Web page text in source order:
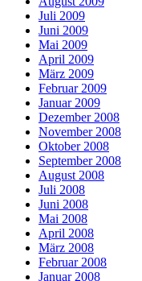
Juli 2009
Juni 2009
Mai 2009
April 2009
März 2009
Februar 2009
Januar 2009
Dezember 2008
November 2008
Oktober 2008
September 2008
August 2008
Juli 2008
Juni 2008
Mai 2008
April 2008
März 2008
Februar 2008
Januar 2008